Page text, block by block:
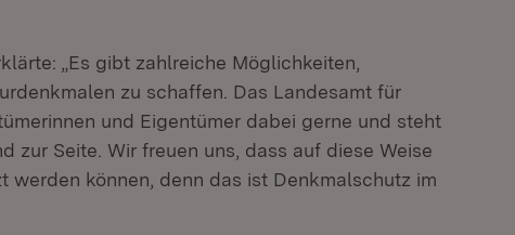
„Es gibt zahlreiche Möglichkeiten,
zu schaffen. Das Landesamt für
und Eigentümer dabei gerne und steht
zur Seite. Wir freuen uns, dass auf diese Weise
werden können, denn das ist Denkmalschutz im